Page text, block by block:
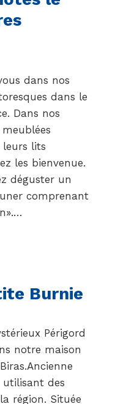
dans nos
dans le
Dans nos
leurs lits
les bienvenue.
déguster un
comprenant
Burnie
Périgord
notre maison
utilisant des
région. Située